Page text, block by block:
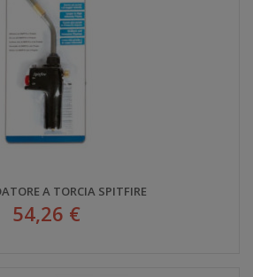
A TORCIA SPITFIRE
54,26 €